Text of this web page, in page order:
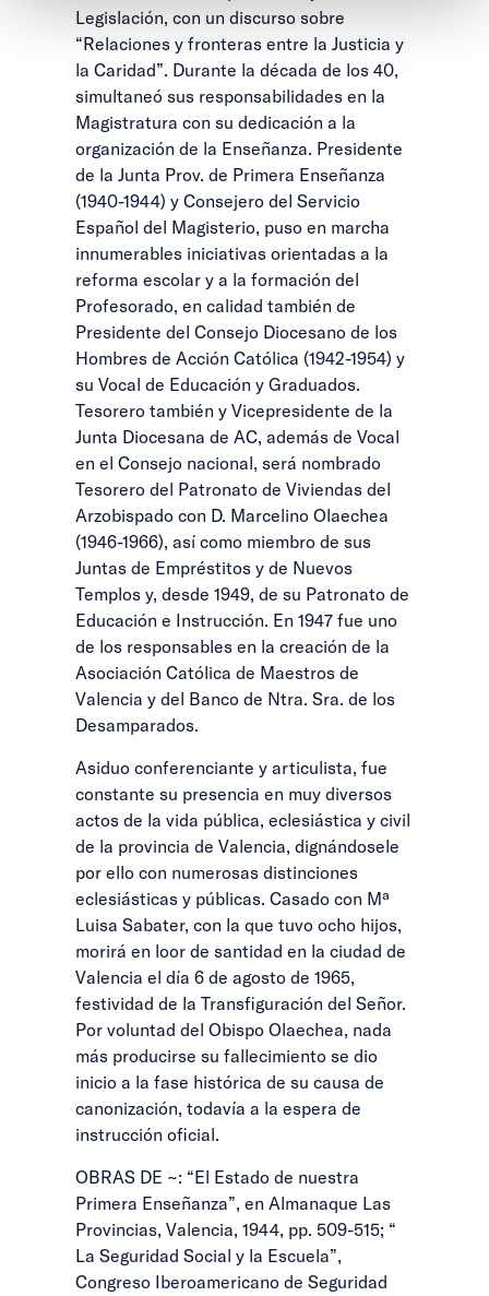
Legislación, con un discurso sobre
“Relaciones y fronteras entre la Justicia y
la Caridad”. Durante la década de los 40,
simultaneó sus responsabilidades en la
Magistratura con su dedicación a la
organización de la Enseñanza. Presidente
de la Junta Prov. de Primera Enseñanza
(1940-1944) y Consejero del Servicio
Español del Magisterio, puso en marcha
innumerables iniciativas orientadas a la
reforma escolar y a la formación del
Profesorado, en calidad también de
Presidente del Consejo Diocesano de los
Hombres de Acción Católica (1942-1954) y
su Vocal de Educación y Graduados.
Tesorero también y Vicepresidente de la
Junta Diocesana de AC, además de Vocal
en el Consejo nacional, será nombrado
Tesorero del Patronato de Viviendas del
Arzobispado con D. Marcelino Olaechea
(1946-1966), así como miembro de sus
Juntas de Empréstitos y de Nuevos
Templos y, desde 1949, de su Patronato de
Educación e Instrucción. En 1947 fue uno
de los responsables en la creación de la
Asociación Católica de Maestros de
Valencia y del Banco de Ntra. Sra. de los
Desamparados.
Asiduo conferenciante y articulista, fue
constante su presencia en muy diversos
actos de la vida pública, eclesiástica y civil
de la provincia de Valencia, dignándosele
por ello con numerosas distinciones
eclesiásticas y públicas. Casado con Mª
Luisa Sabater, con la que tuvo ocho hijos,
morirá en loor de santidad en la ciudad de
Valencia el día 6 de agosto de 1965,
festividad de la Transfiguración del Señor.
Por voluntad del Obispo Olaechea, nada
más producirse su fallecimiento se dio
inicio a la fase histórica de su causa de
canonización, todavía a la espera de
instrucción oficial.
OBRAS DE ~: “El Estado de nuestra
Primera Enseñanza”, en Almanaque Las
Provincias, Valencia, 1944, pp. 509-515; “
La Seguridad Social y la Escuela”,
Congreso Iberoamericano de Seguridad